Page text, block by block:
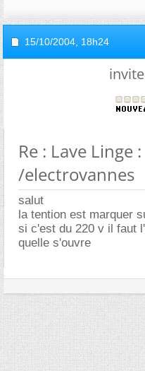
15/10/2004, 18h24
Re : Lave Linge
/electrovannes
salut
la tention est marquer
si c'est du 220 v il faut
quelle s'ouvre